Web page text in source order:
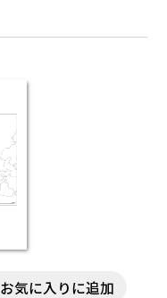
お気に入りに追加